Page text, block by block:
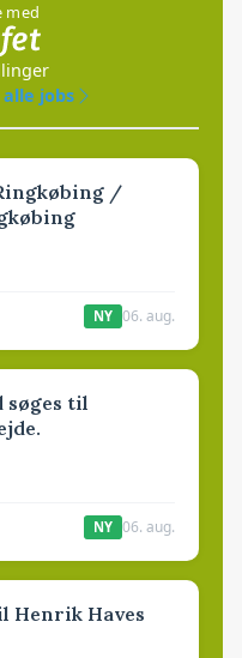
med
alle jobs
/
NY 06. aug.
til
NY 06. aug.
Henrik Haves